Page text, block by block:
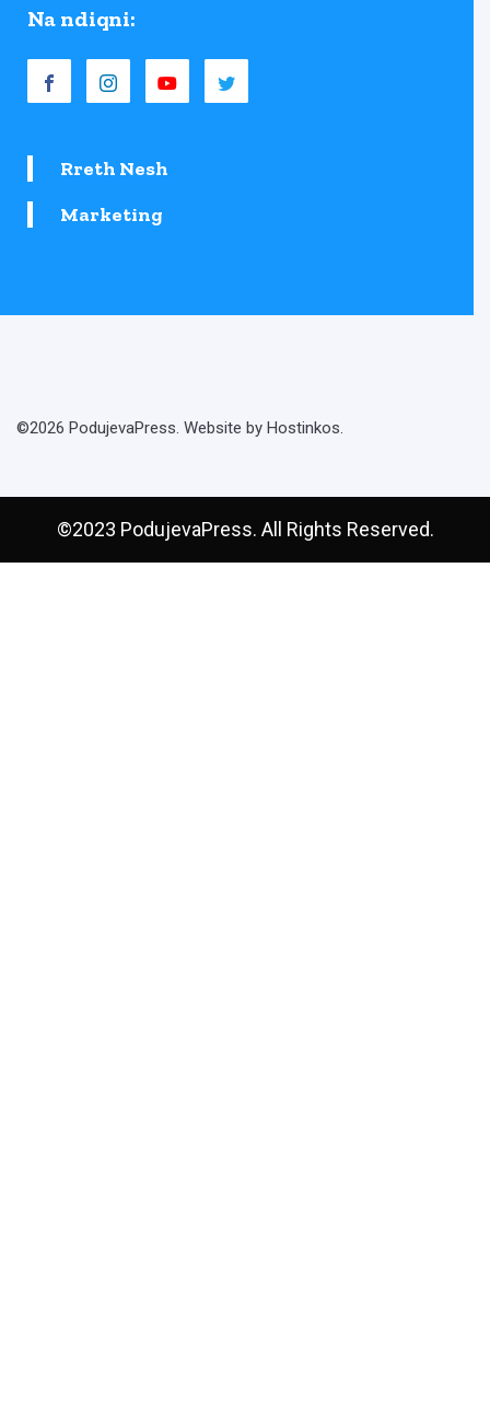
Na ndiqni:
Rreth Nesh
Marketing
©2026 PodujevaPress. Website by Hostinkos.
©2023 PodujevaPress. All Rights Reserved.